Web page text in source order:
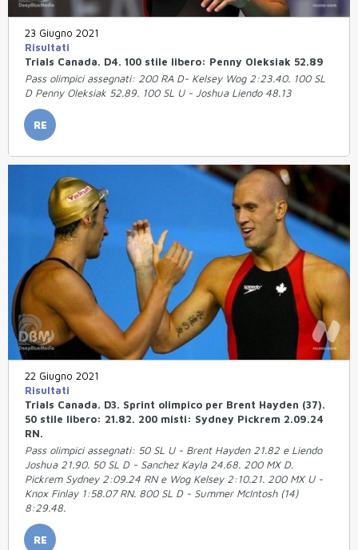
23 Giugno 2021
Risultati
Trials Canada. D4. 100 stile libero: Penny Oleksiak 52.89
Pass olimpici assegnati: 200 RA D- Kelsey Wog 2:23.40. 100 SL
D Penny Oleksiak 52.89. 100 SL U - Joshua Liendo 48.13
RE
22 Giugno 2021
Risultati
Trials Canada. D3. Sprint olimpico per Brent Hayden (37).
50 stile libero: 21.82. 200 misti: Sydney Pickrem 2.09.24
RN.
Pass olimpici assegnati: 50 SL U - Brent Hayden 21.82 e Liendo
Joshua 21.90. 50 SL D - Sanchez Kayla 24.68. 200 MX D.
Pickrem Sydney 2:09.24 RN e Wog Kelsey 2:10.21. 200 MX U -
Knox Finlay 1:58.07 RN. 800 SL D - Summer McIntosh (14)
8:29.48.
RE